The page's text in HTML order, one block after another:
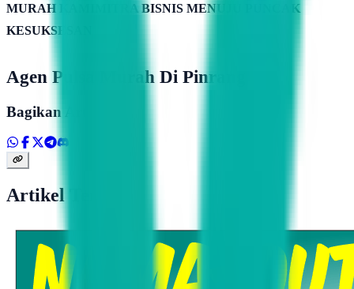
MURAH KAMIMITRA BISNIS MENUJU PUNCAK
KESUKSESAN
Agen Pulsa Murah Di Pinrang
Bagikan Artikel
Artikel Terkait